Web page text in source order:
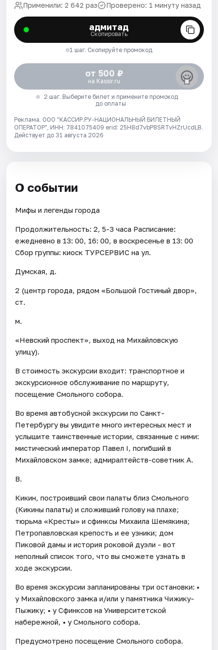
Применили: 2 642 раз Проверено: 1 минуту назад
адмитад
Скопировать
1 шаг. Скопируйте промокод
от 500 ₽
на Kassir.ru
2 шаг. Выберите билет и примените промокод
до оплаты
Реклама. ООО "КАССИР.РУ-НАЦИОНАЛЬНЫЙ БИЛЕТНЫЙ
ОПЕРАТОР", ИНН: 7841075409 erid: 25H8d7vbP8SRTvHZrUcdLB.
Действует до 31 августа 2026
О событии
Мифы и легенды города
Продолжительность: 2, 5-3 часа Расписание:
ежедневно в 13: 00, 16: 00, в воскресенье в 13: 00
Сбор группы: киоск ТУРСЕРВИС на ул.
Думская, д.
2 (центр города, рядом «Большой Гостиный двор»,
ст.
м.
«Невский проспект», выход на Михайловскую
улицу).
В стоимость экскурсии входит: транспортное и
экскурсионное обслуживание по маршруту,
посещение Смольного собора.
Во время автобусной экскурсии по Санкт-
Петербургу вы увидите много интересных мест и
услышите таинственные истории, связанные с ними:
мистический император Павел I, погибший в
Михайловском замке; адмиралтейств-советник А.
В.
Кикин, построивший свои палаты близ Смольного
(Кикины палаты) и сложивший голову на плахе;
тюрьма «Кресты» и сфинксы Михаила Шемякина;
Петропавловская крепость и ее узники; дом
Пиковой дамы и история роковой дуэли - вот
неполный список того, что вы сможете узнать в
ходе экскурсии.
Во время экскурсии запланированы три остановки: •
у Михайловского замка и/или у памятника Чижику-
Пыжику; • у Сфинксов на Университетской
набережной, • у Смольного собора.
Предусмотрено посещение Смольного собора.